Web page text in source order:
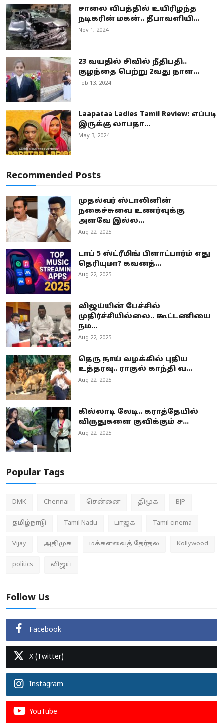
சாலை விபத்தில் உயிரிழந்த
நடிகரின் மகன்.. தீபாவளியி...
Nov 1, 2024
23 வயதில் சிவில் நீதிபதி..
குழந்தை பெற்று 2வது நாள...
Feb 13, 2024
Laapataa Ladies Tamil Review: எப்படி
இருக்கு லாபதா...
May 3, 2024
Recommended Posts
முதல்வர் ஸ்டாலினின்
நகைச்சுவை உணர்வுக்கு
அளவே இல்ல...
Aug 22, 2025
டாப் 5 ஸ்ட்ரீமிங் பிளாட்பார்ம் எது
தெரியுமா? கவனத்...
Aug 22, 2025
விஜய்யின் பேச்சில்
முதிர்ச்சியில்லை.. கூட்டணியை
நம...
Aug 22, 2025
தெரு நாய் வழக்கில் புதிய
உத்தரவு.. ராகுல் காந்தி வ...
Aug 22, 2025
கில்லாடி லேடி.. கராத்தேயில்
விருதுகளை குவிக்கும் ச...
Aug 22, 2025
Popular Tags
DMK Chennai சென்னை திமுக BJP
தமிழ்நாடு Tamil Nadu பாஜக Tamil cinema
Vijay அதிமுக மக்களவைத் தேர்தல் Kollywood
politics விஜய்
Follow Us
Facebook
X (Twitter)
Instagram
YouTube